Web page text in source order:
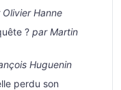
Hanne
? par Martin
Huguenin
perdu son